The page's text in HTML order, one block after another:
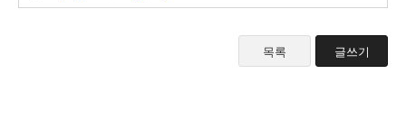
목록 글쓰기